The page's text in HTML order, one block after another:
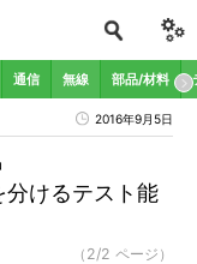
通信 無線 部品/材料
2016年9月5日
分けるテスト能
（2/2 ページ）